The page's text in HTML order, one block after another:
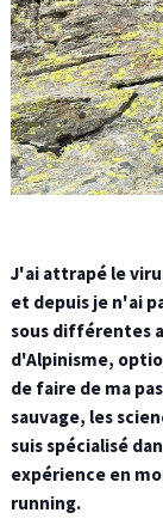
J'ai attrapé le
et depuis je n'ai
sous différentes
d'Alpinisme,
de faire de ma
sauvage, les
suis spécialisé
expérience en
running.